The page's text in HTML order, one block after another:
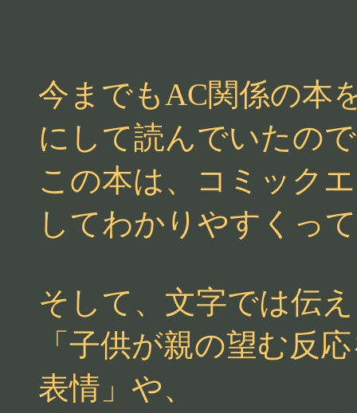
今までもAC関係の本
にして読んでいたの
この本は、コミック
してわかりやすくっ
そして、文字では伝
「子供が親の望む反
表情」や、